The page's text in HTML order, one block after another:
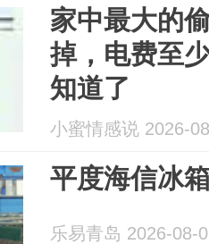
家中最大的
掉，电费至
知道了
小蜜情感说 2026-
平度海信冰
乐易青岛 2026-08-